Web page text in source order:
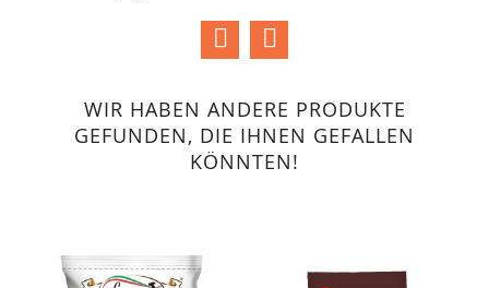
WIR HABEN ANDERE PRODUKTE
GEFUNDEN, DIE IHNEN GEFALLEN
KÖNNTEN!